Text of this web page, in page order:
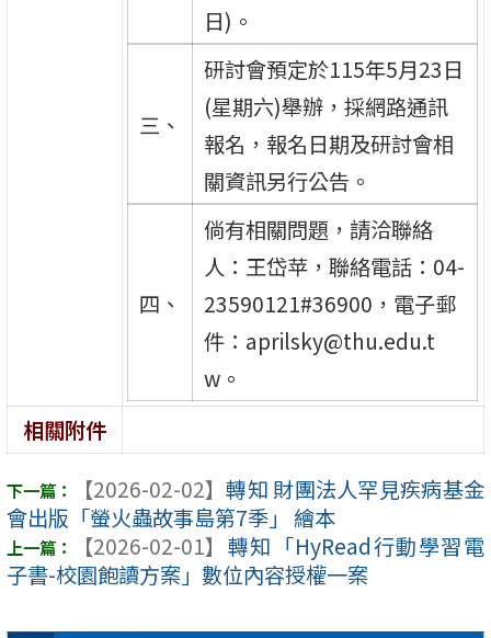
日)。
三、
研討會預定於115年5月23日
(星期六)舉辦，採網路通訊
報名，報名日期及研討會相
關資訊另行公告。
四、
倘有相關問題，請洽聯絡
人：王岱苹，聯絡電話：04-
23590121#36900，電子郵
件：aprilsky@thu.edu.t
w。
相關附件
【2026-02-02】 轉知 財團法人罕見疾病基金
會出版「螢火蟲故事島第7季」 繪本
【2026-02-01】 轉知「HyRead行動學習電
子書-校園飽讀方案」數位內容授權一案